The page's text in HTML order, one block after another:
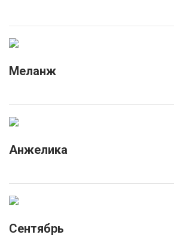
Меланж
Анжелика
Сентябрь